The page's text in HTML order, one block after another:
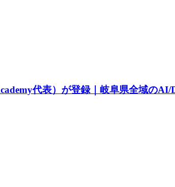
代表）が登録｜岐阜県全域の